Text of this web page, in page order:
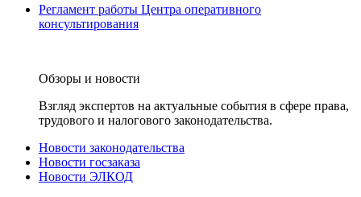
Регламент работы Центра оперативного
консультирования
Обзоры и новости
Взгляд экспертов на актуальные события в сфере права,
трудового и налогового законодательства.
Новости законодательства
Новости госзаказа
Новости ЭЛКОД